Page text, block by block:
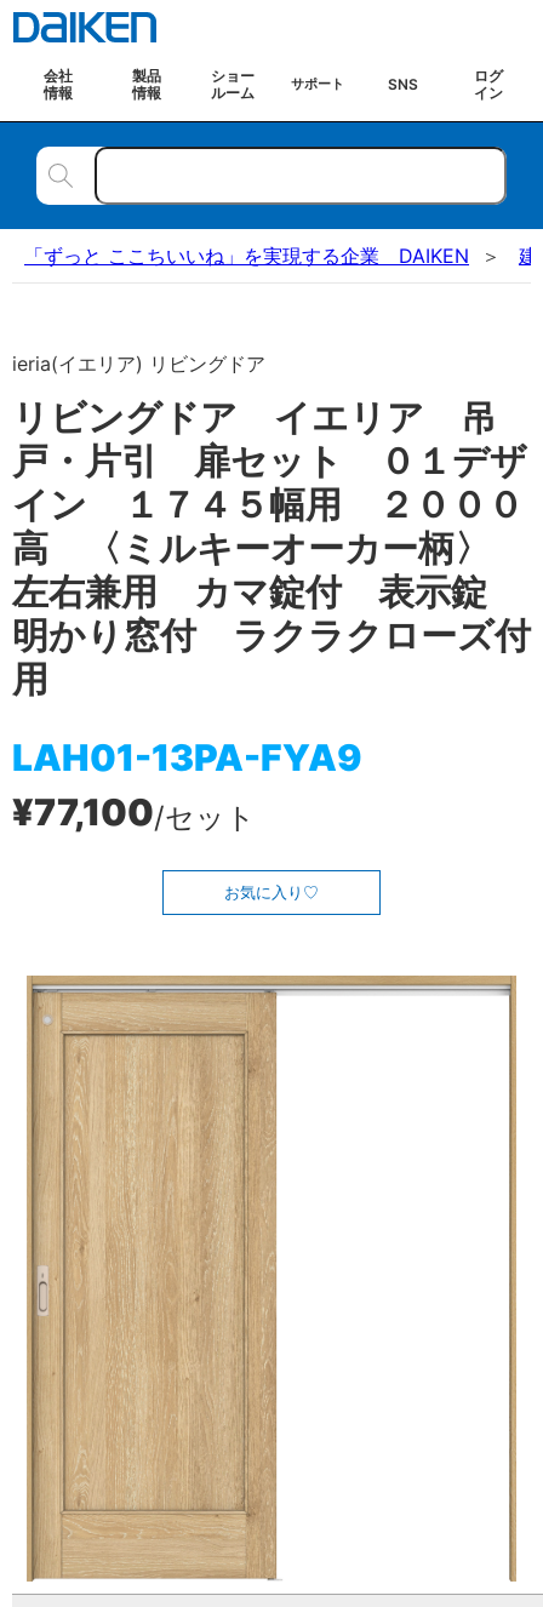
会社
情報
製品
情報
ショー
ルーム
サポート SNS
ログ
イン
「ずっと ここちいいね」を実現する企業 DAIKEN 建
ieria(イエリア) リビングドア
リビングドア イエリア 吊
戸・片引 扉セット ０１デザ
イン １７４５幅用 ２０００
高 〈ミルキーオーカー柄〉
左右兼用 カマ錠付 表示錠
明かり窓付 ラクラクローズ付
用
LAH01-13PA-FYA9
¥77,100/セット
お気に入り